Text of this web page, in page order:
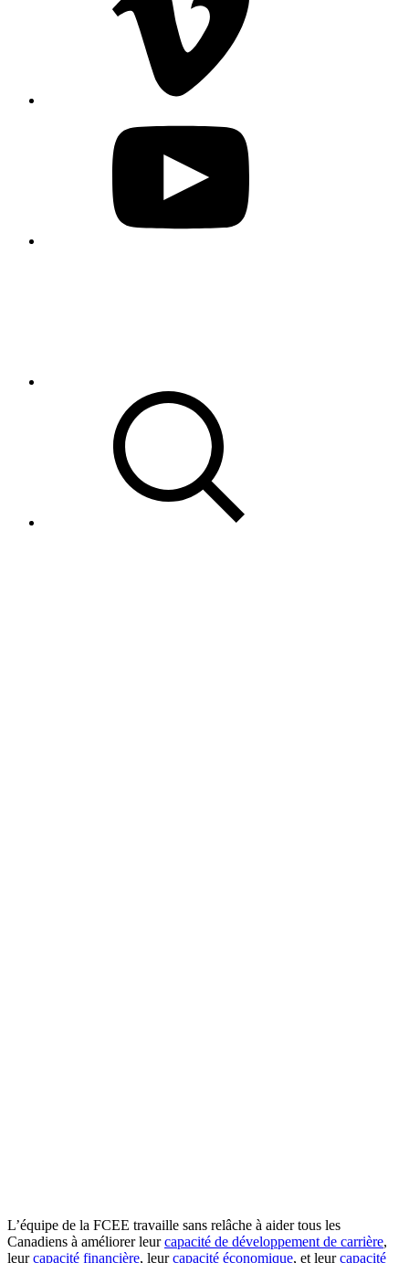
L’équipe de la FCEE travaille sans relâche à aider tous les
Canadiens à améliorer leurcapacité de développement de carrière,
leurcapacité financière, leurcapacité économique, et leurcapacité